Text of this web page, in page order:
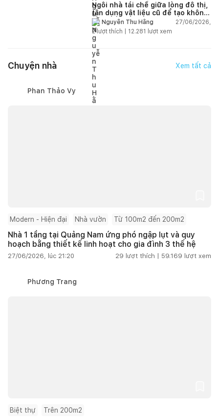
Ngôi nhà tái chế giữa lòng đô thị,
tận dụng vật liệu cũ để tạo không
gian sống linh hoạt
Nguyễn Thu Hằng
27/06/2026,
2lượt thích | 12.281 lượt xem
Chuyện nhà Xem tất cả
Phan Thảo Vy
Modern - Hiện đại Nhà vườn Từ 100m2 đến 200m2
Nhà 1 tầng tại Quảng Nam ứng phó ngập lụt và quy
hoạch bằng thiết kế linh hoạt cho gia đình 3 thế hệ
27/06/2026, lúc 21:20 29 lượt thích | 59.169 lượt xem
Phương Trang
Biệt thự Trên 200m2